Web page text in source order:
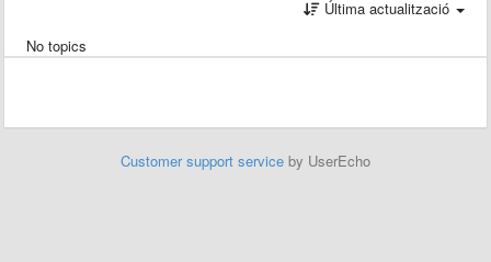
Última actualització
No topics
Customer support service by UserEcho